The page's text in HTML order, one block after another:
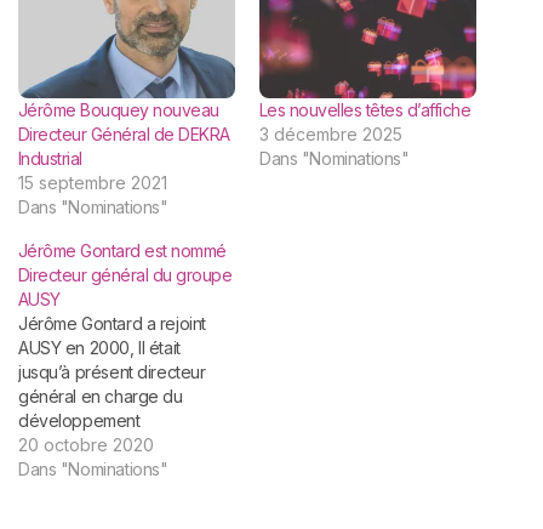
Jérôme Bouquey nouveau
Directeur Général de DEKRA
Industrial
15 septembre 2021
Dans "Nominations"
Les nouvelles têtes d’affiche
3 décembre 2025
Dans "Nominations"
Jérôme Gontard est nommé
Directeur général du groupe
AUSY
Jérôme Gontard a rejoint
AUSY en 2000, Il était
jusqu’à présent directeur
général en charge du
développement
international, Il prend la tête
de la filiale de conseil en
20 octobre 2020
Dans "Nominations"